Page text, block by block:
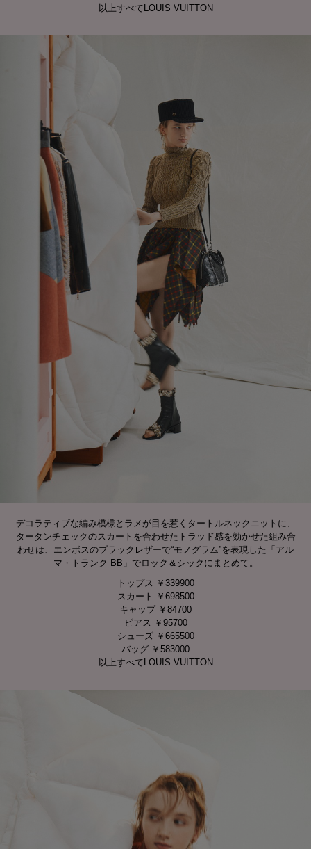
以上すべてLOUIS VUITTON
デコラティブな編み模様とラメが目を惹くタートルネックニットに、
タータンチェックのスカートを合わせたトラッド感を効かせた組み合
わせは、エンボスのブラックレザーで“モノグラム”を表現した「アル
マ・トランク BB」でロック＆シックにまとめて。
トップス ￥339900
スカート ￥698500
キャップ ￥84700
ピアス ￥95700
シューズ ￥665500
バッグ ￥583000
以上すべてLOUIS VUITTON